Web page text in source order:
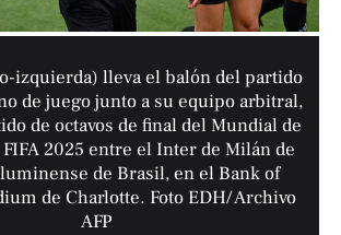
izquierda) lleva el balón del partido
de juego junto a su equipo arbitral,
de octavos de final del Mundial de
2025 entre el Inter de Milán de
de Brasil, en el Bank of
de Charlotte. Foto EDH/ Archivo
AFP